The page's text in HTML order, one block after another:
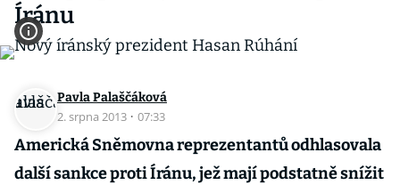
Íránu
Pavla Palaščáková
2. srpna 2013 · 07:33
Americká Sněmovna reprezentantů odhlasovala
další sankce proti Íránu, jež mají podstatně snížit